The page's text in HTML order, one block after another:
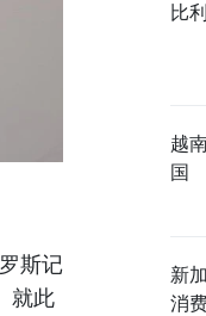
斯记
就此
比
越
国
新
消